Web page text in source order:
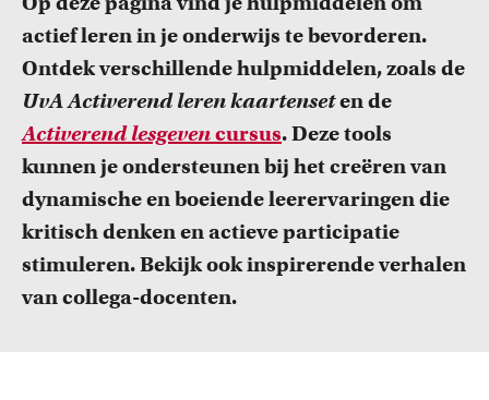
FDR
FGW
FMG
FNWI
Cursussen
faculteit.
actief leren in je onderwijs te bevorderen.
Ontdek verschillende hulpmiddelen, zoals de
UvA Activerend leren kaartenseten de
Activerend lesgevencursus. Deze tools
kunnen je ondersteunen bij het creëren van
dynamische en boeiende leerervaringen die
kritisch denken en actieve participatie
stimuleren. Bekijk ook inspirerende verhalen
van collega-docenten.